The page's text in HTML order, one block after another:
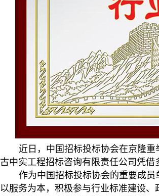
近日，中国招标投标协会在京隆
古中实工程招标咨询有限责任公司凭借
作为中国招标投标协会的重要成员
以服务为本，积极参与行业标准建设